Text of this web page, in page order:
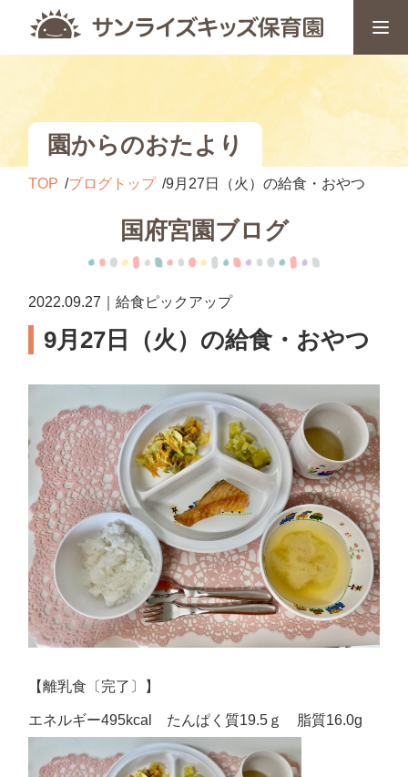
園からのおたより
TOP ブログトップ 9月27日（火）の給食・おやつ
国府宮園ブログ
2022.09.27｜給食ピックアップ
9月27日（火）の給食・おやつ
【離乳食〔完了〕】
エネルギー495kcal たんぱく質19.5ｇ 脂質16.0g